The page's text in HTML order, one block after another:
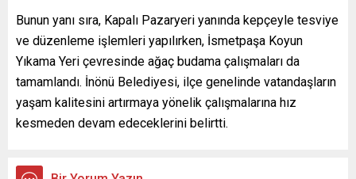
Bunun yanı sıra, Kapalı Pazaryeri yanında kepçeyle tesviye
ve düzenleme işlemleri yapılırken, İsmetpaşa Koyun
Yıkama Yeri çevresinde ağaç budama çalışmaları da
tamamlandı. İnönü Belediyesi, ilçe genelinde vatandaşların
yaşam kalitesini artırmaya yönelik çalışmalarına hız
kesmeden devam edeceklerini belirtti.